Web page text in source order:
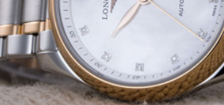
定王台街道建湘路393号世茂环球金
铭功路10号华润大厦写字楼29层2905
解放路15号亨得利名表服务中心（品
中街路137号亨得利名表服务中心（
中街路83号亨得利名表服务中心（品